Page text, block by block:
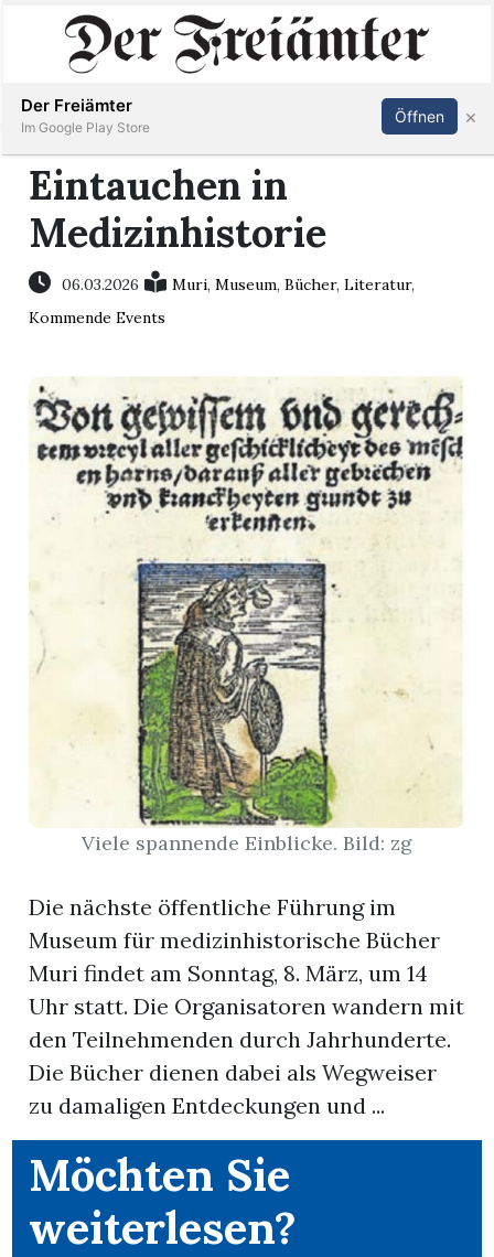
Immobilien
Veranstaltungen
E-
Paper
Newsletter
Inserieren Abonnieren Anmelden
Eintauchen in
Medizinhistorie
06.03.2026 Muri,Museum,Bücher,Literatur,
Kommende Events
Viele spannende Einblicke. Bild: zg
Die nächste öffentliche Führung im
Museum für medizinhistorische Bücher
Muri findet am Sonntag, 8. März, um 14
Uhr statt. Die Organisatoren wandern mit
den Teilnehmenden durch Jahrhunderte.
Die Bücher dienen dabei als Wegweiser
zu damaligen Entdeckungen und ...
Möchten Sie
weiterlesen?
Der Freiämter
Im Google Play Store
Öffnen ×